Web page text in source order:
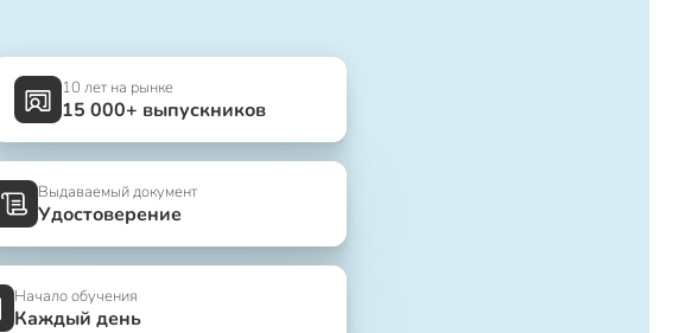
10 лет на рынке
15 000+ выпускников
Выдаваемый документ
Удостоверение
Начало обучения
Каждый день